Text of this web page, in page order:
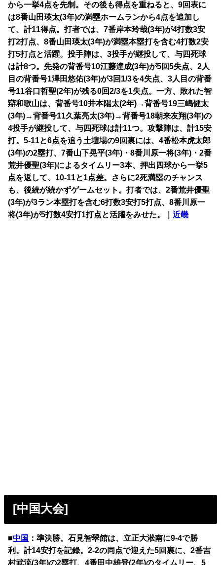
から一挙4点を先制。その後も得点を重ねると、9回表に
は8番山田瑛太(3年)の満塁ホームランから4点を追加し
て、計11得点。打者では、7番岸本玲哉(3年)が4打数3安
打2打点、8番山田瑛太(3年)が満塁本塁打を含む4打数2安
打5打点と活躍。投手陣は、3投手が継投して、与四死球
は計8つ。先発の背番号10江藤達成(3年)が5回5失点、2人
目の背番号1澤田悠佑(3年)が3回1/3を4失点、3人目の背番
号11谷口哲聖(2年)が残る0回2/3を1失点。一方、敗れた智
辯和歌山は、背番号10井本陽太(2年)→背番号19三嶋健太
(3年)→背番号11久葉亮太(3年)→背番号18朝来友翔(3年)の
4投手が継投して、与四死球は計11つ。攻撃陣は、計15安
打。5-11と6点を追う土壇場の9回裏には、4番松本虎太郎
(3年)の2塁打、7番山下晃平(3年)・8番川原一将(3年)・2番
荒井優聖(3年)によるタイムリー3本、押出四球から一挙5
点を返して、10-11と1点差。さらに2死満塁のチャンス
も、後続が続かずゲームセット。打者では、2番荒井優聖
(3年)が3ラン本塁打を含む6打数3安打5打点、8番川原一
将(3年)が5打数4安打1打点と活躍をみせた。｜近畿
[中国大会]
■中国 ：準決勝。石見智翠館は、立正大淞南に9-4で勝
利。計14安打を記録。2-2の同点で迎えた5回裏に、2番吉
村武流(3年)の2塁打、4番田中雄登(2年)のタイムリー、5